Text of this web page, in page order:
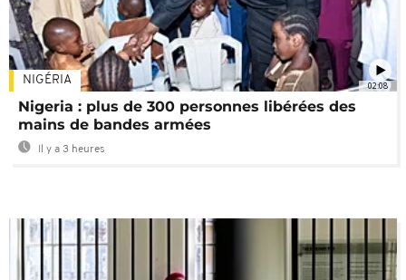
02:08
NIGÉRIA
Nigeria : plus de 300 personnes libérées des
mains de bandes armées
Il y a 3 heures